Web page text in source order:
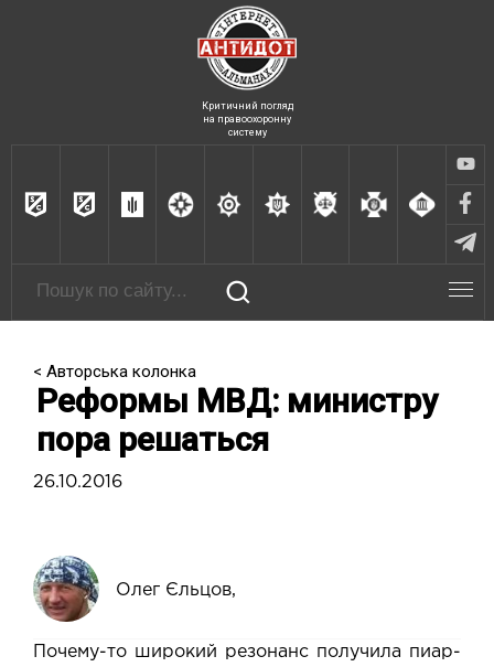
Критичний погляд
на правоохоронну
систему
< Авторська колонка
Реформы МВД: министру
пора решаться
26.10.2016
Олег Єльцов,
Почему-то широкий резонанс получила пиар-